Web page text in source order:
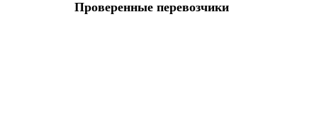
Проверенные перевозчики